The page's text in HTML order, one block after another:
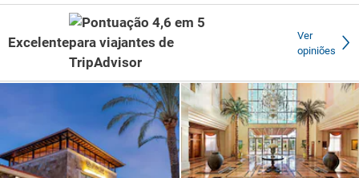
Excelente
Ver
opiniões